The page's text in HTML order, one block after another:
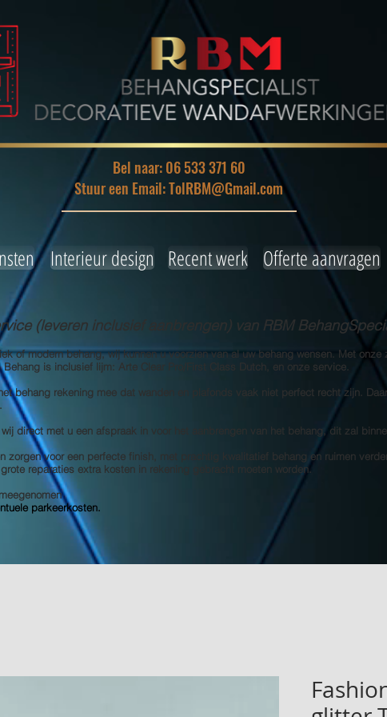
Bel naar: 06 533 371 60
Stuur een Email: TolRBM@Gmail.com
Interieur design Recent werk Offerte aanvragen
(leveren inclusief aanbrengen) van RBM
of modern behang, wij kunnen u voorzien van al uw behang wensen. Met
is inclusief lijm: Arte Clear Pro/First Class Dutch, en onze service.
behang rekening mee dat wanden en plafonds vaak niet perfect recht zijn.
direct met u een afspraak in voor het aanbrengen van het behang, dit zal
zorgen voor een perfecte finish, met prachtig kwalitatief behang en ruimen
reparaties extra kosten in rekening gebracht moeten worden.
parkeerkosten.